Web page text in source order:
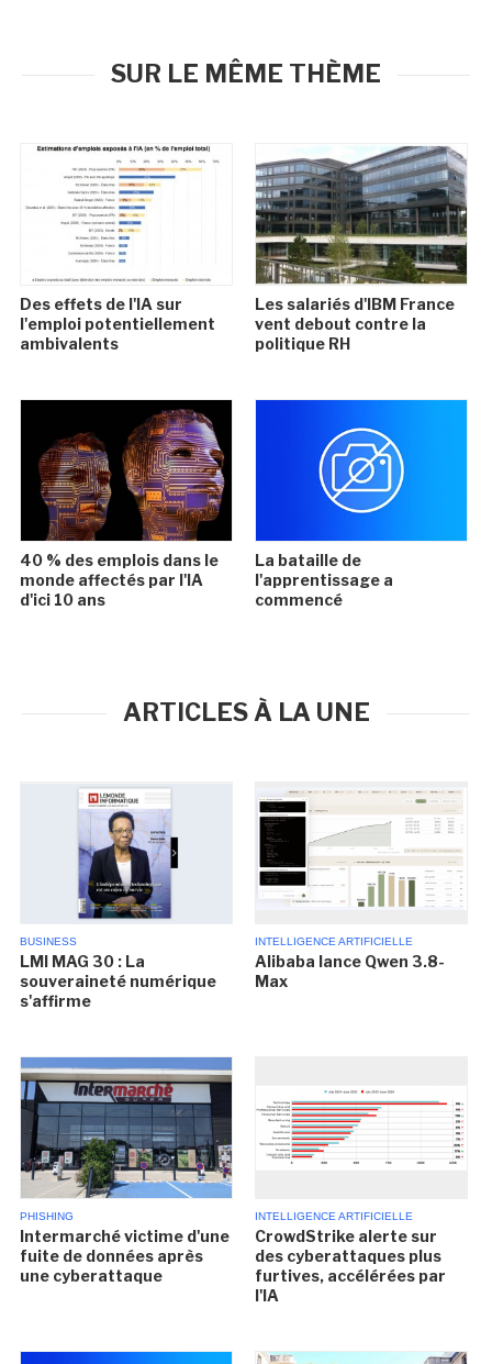
SUR LE MÊME THÈME
Des effets de l'IA sur
l'emploi potentiellement
ambivalents
Les salariés d'IBM France
vent debout contre la
politique RH
40 % des emplois dans le
monde affectés par l'IA
d'ici 10 ans
La bataille de
l'apprentissage a
commencé
ARTICLES À LA UNE
BUSINESS
LMI MAG 30 : La
souveraineté numérique
s'affirme
INTELLIGENCE ARTIFICIELLE
Alibaba lance Qwen 3.8-
Max
PHISHING
Intermarché victime d'une
fuite de données après
une cyberattaque
INTELLIGENCE ARTIFICIELLE
CrowdStrike alerte sur
des cyberattaques plus
furtives, accélérées par
l'IA